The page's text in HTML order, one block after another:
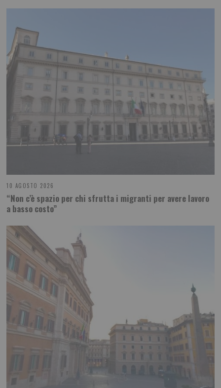
10 AGOSTO 2026
“Non c’è spazio per chi sfrutta i migranti per avere lavoro
a basso costo”